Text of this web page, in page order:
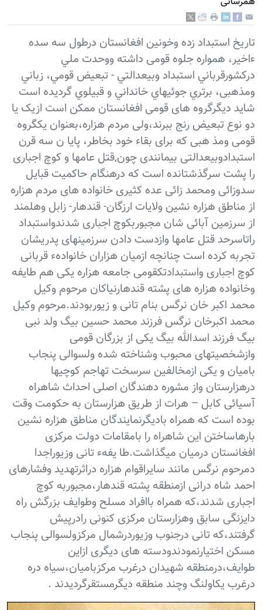
تاریخ استبداد زده وخونین افغانستان درطول سه سده
ءاخیر، همواره جلوه قومى داشته ووحدت ملي
درکشورقرباني استبداد وبيعدالتي - تبعيض قومي، زباني
ومذهبی، برتري جوئيهاي خانداني و قبيلوي گردیده است
شاید دیگرگروه های قومی افغانستان ممکن است ازیک یا
دو نوع تبعیض رنج ببرند،ولی مردم هزاره،بعنوان یکگروه
قومی ومذ هبی که برای بقاء خود بخاطر، پایا ن سه قرن
استبدادوبیعدالتی بیمانندی چون,قتل عامها و کوچ اجباری
را پشت سرگذشتانده است که درهنگام حاکمیت قبایل
سدوزائی ومحمد زائی عده کثیری خانواده های مردم هزاره
از مناطق هزاره نشین ولایات ارزگان- قندهار- زابل وهلمند
از سرزمین آبائی شان مجبوربکوچ اجباری شدندواستبداد
راتاسرحد قتل عامها وازدست دادن سرزمینهای پدریشان
تجربه کرده است چنانچه ازمیان هزاران خانوادهء قربانی
کوچ اجباری واستبدادتکقومی جامعه هزاره یکی هم طایفه
وخانواده هزاره های پشته قندهارنیاکان مرحوم وکیل
محمد اکبر خان نرگس بنام تانی و زیوربودند.مرحوم وکیل
محمد اکبرخان نرگس فرزند محمد حسین بیگ ولد نبی
بیگ فرزند اسدالله بیگ یکی از بزرگان قومی
وازشخصیتهای محبوب وشناخته شده ولسوالی پنجاب
بامیان و یکی ازمخالفین سرسخت تهاجم کوچیها
درهزارستان واز مشوره دهندگان اصلی احداث شاهراه
آسیائی کابل – هرات از طریق هزارستان به حکومت وقت
بوده است که همراه بادیگرنمایندگان مناطق هزاره نشین
بارهاساختن این شاهراه را بامقامات دولت مرکزی
افغانستان درمیان میگذاشت.طا یفهء تانی وزیوراجدا
دمرحوم نرگس مانند سایراقوام هزاره دراثرتهدید وفشارهای
احمد شاه درانی ازمنطقه پشته قندهار،مجبوربه کوچ
اجباری شدند،که همراه باافراد مسلح وطوایف بزرگش راه
دایزنگی سابق وهزارستان مرکزی کنونی رادرپیش
گرفتند،که تانی درجنوب وزیوردرشمال مرکزولسوالی پنجاب
مسکن اختیارنمودندودسته های دیگری ازاین
طوایف،درمنطقه شهیدان درغرب مرکزبامیان،سیاه دره
درغرب یکاولنگ وچند منطقه دیگرمستقرگردیدند .